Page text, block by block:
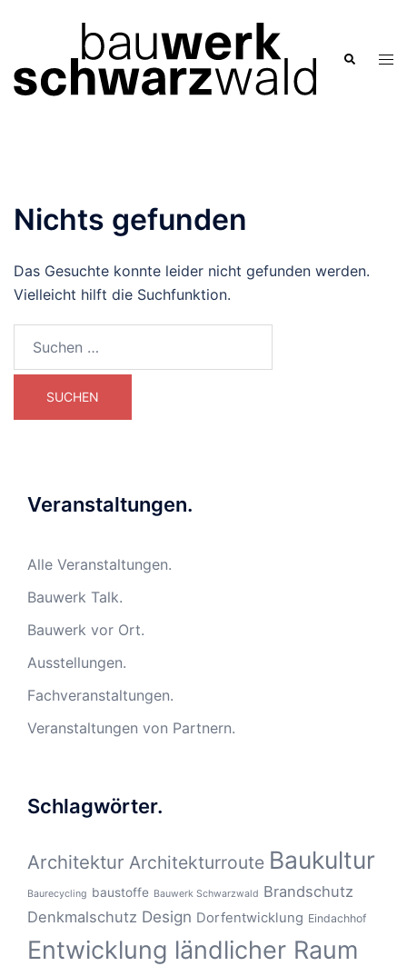
Suche
Nichts gefunden
Das Gesuchte konnte leider nicht gefunden werden.
Vielleicht hilft die Suchfunktion.
Veranstaltungen.
Alle Veranstaltungen.
Bauwerk Talk.
Bauwerk vor Ort.
Ausstellungen.
Fachveranstaltungen.
Veranstaltungen von Partnern.
Schlagwörter.
Architektur Architekturroute Baukultur
Baurecycling baustoffe Bauwerk Schwarzwald Brandschutz
Denkmalschutz Design Dorfentwicklung Eindachhof
Entwicklung ländlicher Raum